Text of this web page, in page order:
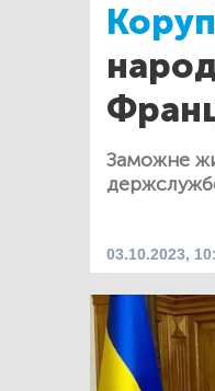
Заможне
03.10.2023,